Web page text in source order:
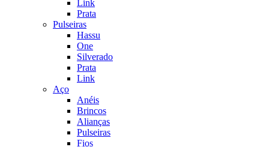
Link
Prata
Pulseiras
Hassu
One
Silverado
Prata
Link
Aço
Anéis
Brincos
Alianças
Pulseiras
Fios